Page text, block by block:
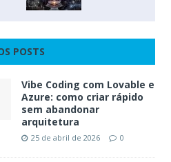
POSTS
Vibe Coding com Lovable e
Azure: como criar rápido
sem abandonar
arquitetura
25 de abril de 2026 0